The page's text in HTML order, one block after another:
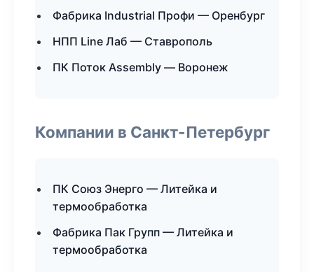
Фабрика Industrial Профи — Оренбург
НПП Line Лаб — Ставрополь
ПК Поток Assembly — Воронеж
Компании в Санкт-Петербург
ПК Союз Энерго — Литейка и
термообработка
Фабрика Пак Групп — Литейка и
термообработка